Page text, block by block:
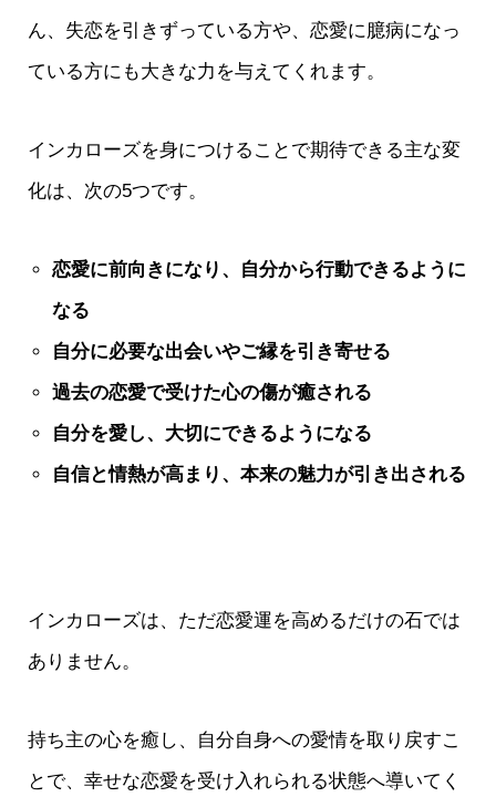
ん、失恋を引きずっている方や、恋愛に臆病になっ
ている方にも大きな力を与えてくれます。
インカローズを身につけることで期待できる主な変
化は、次の5つです。
恋愛に前向きになり、自分から行動できるように
なる
自分に必要な出会いやご縁を引き寄せる
過去の恋愛で受けた心の傷が癒される
自分を愛し、大切にできるようになる
自信と情熱が高まり、本来の魅力が引き出される
インカローズは、ただ恋愛運を高めるだけの石では
ありません。
持ち主の心を癒し、自分自身への愛情を取り戻すこ
とで、幸せな恋愛を受け入れられる状態へ導いてく